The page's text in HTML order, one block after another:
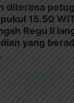
diterima
15.50
Regu II
yang